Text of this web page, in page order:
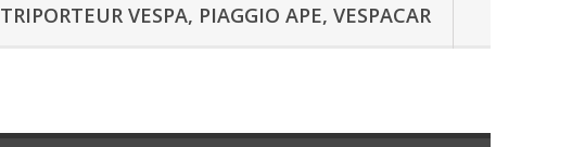
TRIPORTEUR VESPA, PIAGGIO APE, VESPACAR